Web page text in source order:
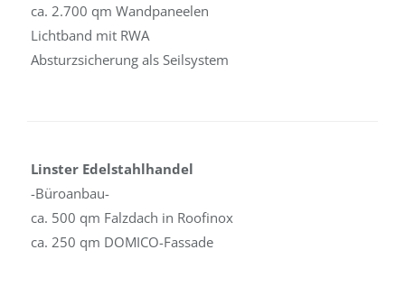
ca. 2.700 qm Wandpaneelen
Lichtband mit RWA
Absturzsicherung als Seilsystem
Linster Edelstahlhandel
-Büroanbau-
ca. 500 qm Falzdach in Roofinox
ca. 250 qm DOMICO-Fassade